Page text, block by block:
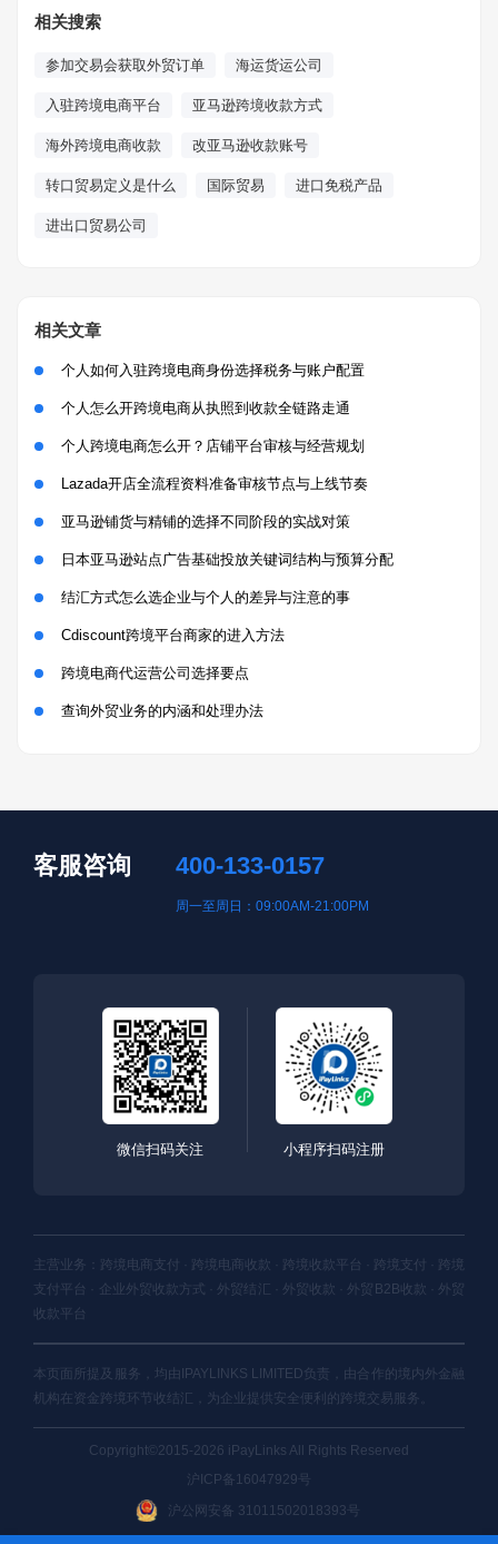
相关搜索
参加交易会获取外贸订单 海运货运公司
入驻跨境电商平台 亚马逊跨境收款方式
海外跨境电商收款 改亚马逊收款账号
转口贸易定义是什么 国际贸易 进口免税产品
进出口贸易公司
相关文章
个人如何入驻跨境电商身份选择税务与账户配置
个人怎么开跨境电商从执照到收款全链路走通
个人跨境电商怎么开？店铺平台审核与经营规划
Lazada开店全流程资料准备审核节点与上线节奏
亚马逊铺货与精铺的选择不同阶段的实战对策
日本亚马逊站点广告基础投放关键词结构与预算分配
结汇方式怎么选企业与个人的差异与注意的事
Cdiscount跨境平台商家的进入方法
跨境电商代运营公司选择要点
查询外贸业务的内涵和处理办法
客服咨询 400-133-0157
周一至周日：09:00AM-21:00PM
微信扫码关注 小程序扫码注册
主营业务：跨境电商支付 · 跨境电商收款 · 跨境收款平台 · 跨境支付 · 跨境
支付平台 · 企业外贸收款方式 · 外贸结汇 · 外贸收款 · 外贸B2B收款 · 外贸
收款平台
本页面所提及服务，均由IPAYLINKS LIMITED负责，由合作的境内外金融
机构在资金跨境环节收结汇，为企业提供安全便利的跨境交易服务。
Copyright©2015-2026 iPayLinks All Rights Reserved
沪ICP备16047929号
沪公网安备 31011502018393号